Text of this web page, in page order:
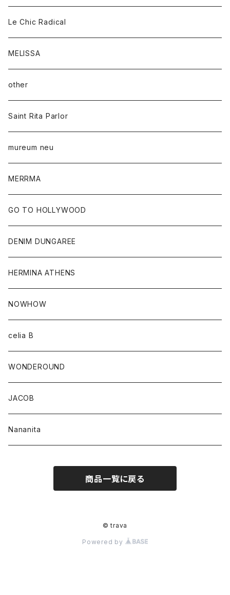
Le Chic Radical
MELISSA
other
Saint Rita Parlor
mureum neu
MERRMA
GO TO HOLLYWOOD
DENIM DUNGAREE
HERMINA ATHENS
NOWHOW
celia B
WONDEROUND
JACOB
Nananita
商品一覧に戻る
© trava
Powered by